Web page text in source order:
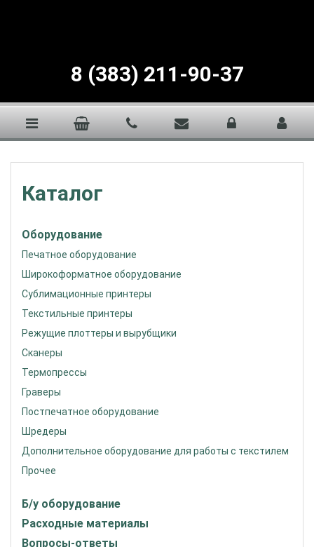
8 (383) 211-90-37
Каталог
Оборудование
Печатное оборудование
Широкоформатное оборудование
Сублимационные принтеры
Текстильные принтеры
Режущие плоттеры и вырубщики
Сканеры
Термопрессы
Граверы
Постпечатное оборудование
Шредеры
Дополнительное оборудование для работы с текстилем
Прочее
Б/у оборудование
Расходные материалы
Вопросы-ответы